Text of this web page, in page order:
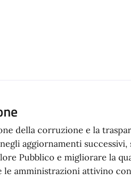
della corruzione e la
negli aggiornamenti
Pubblico e migliorare la
le amministrazioni attivino